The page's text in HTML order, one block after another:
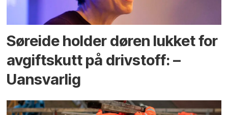
Søreide holder døren lukket for
avgiftskutt på drivstoff: –
Uansvarlig